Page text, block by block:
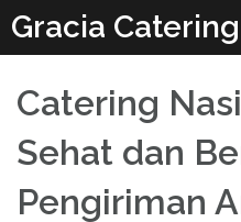
to
content
Gracia Catering
Catering
Sehat dan
Pengiriman